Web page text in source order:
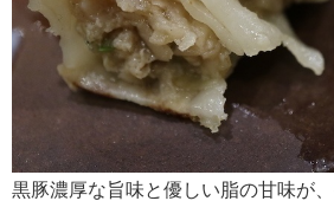
黒豚濃厚な旨味と優しい脂の甘味が